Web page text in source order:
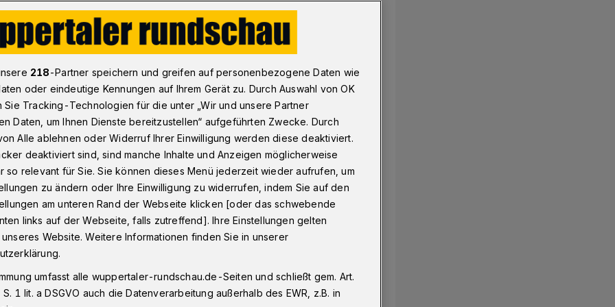
Alle Linden vor Wuppertaler Rathaus werden entfernt
dem Rathaus
entfernt
Linden auf dem Johannes-Rau-Platz
Rathaus müssen gefällt werden. Das
218-Partner speichern und greifen auf personenbezogene Daten wie
oder eindeutige Kennungen auf Ihrem Gerät zu. Durch Auswahl von OK
Sie Tracking-Technologien für die unter „Wir und unsere Partner
Daten, um Ihnen Dienste bereitzustellen“ aufgeführten Zwecke. Durch
Alle ablehnen oder Widerruf Ihrer Einwilligung werden diese deaktiviert.
deaktiviert sind, sind manche Inhalte und Anzeigen möglicherweise
so relevant für Sie. Sie können dieses Menü jederzeit wieder aufrufen, um
zu ändern oder Ihre Einwilligung zu widerrufen, indem Sie auf den
am unteren Rand der Webseite klicken [oder das schwebende
links auf der Webseite, falls zutreffend]. Ihre Einstellungen gelten
Website. Weitere Informationen finden Sie in unserer
umfasst alle wuppertaler-rundschau.de-Seiten und schließt gem. Art.
1 lit. a DSGVO auch die Datenverarbeitung außerhalb des EWR, z.B. in